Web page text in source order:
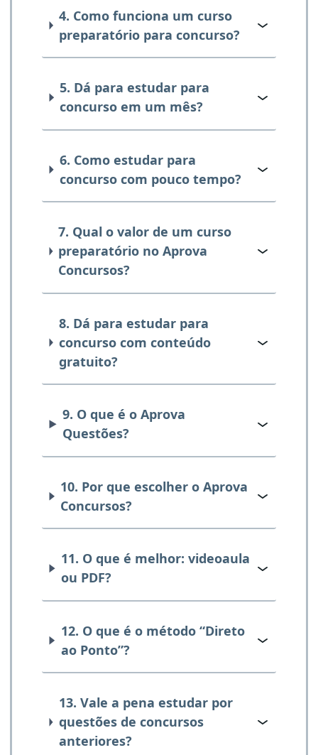
4. Como funciona um curso
preparatório para concurso?
5. Dá para estudar para
concurso em um mês?
6. Como estudar para
concurso com pouco tempo?
7. Qual o valor de um curso
preparatório no Aprova
Concursos?
8. Dá para estudar para
concurso com conteúdo
gratuito?
9. O que é o Aprova
Questões?
10. Por que escolher o Aprova
Concursos?
11. O que é melhor: videoaula
ou PDF?
12. O que é o método “Direto
ao Ponto”?
13. Vale a pena estudar por
questões de concursos
anteriores?